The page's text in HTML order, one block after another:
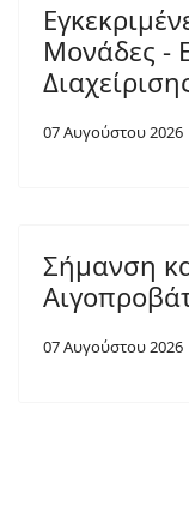
Μονάδες -
07 Αυγούστου 2026
Σήμανση
07 Αυγούστου 2026